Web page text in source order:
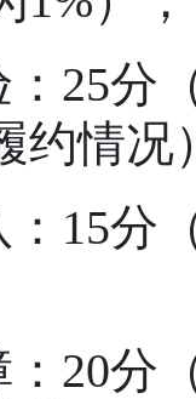
：25分
约情况
：15分
：20分